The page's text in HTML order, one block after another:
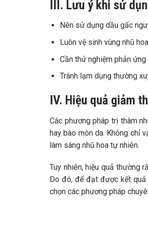
III. Lưu ý khi sử
Nên sử dụng dầu gấc
Luôn vệ sinh vùng nhũ
Cần thử nghiệm phản
Tránh lạm dụng thường
IV. Hiệu quả giảm
Các phương pháp trị thâm
hay bào mòn da. Không chỉ
làm sáng nhũ hoa tự nhiên.
Tuy nhiên, hiệu quả thường
Do đó, để đạt được kết
chọn các phương pháp